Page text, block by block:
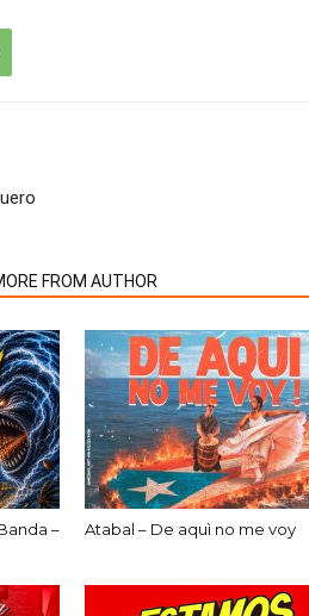
FROM AUTHOR
–
Atabal – De aquì no me voy